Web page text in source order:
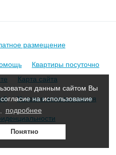
данным сайтом Вы
на использование
подробнее
Понятно
размещение
Квартиры посуточно
Карта сайта
Условия использования